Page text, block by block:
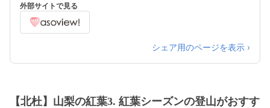
外部サイトで見る
シェア用のページを表示 ›
【北杜】山梨の紅葉3. 紅葉シーズンの登山がおすす